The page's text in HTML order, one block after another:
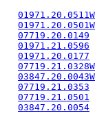
01971.20.0511W
01971.20.0501W
07719.20.0149
01971.21.0596
01971.20.0177
07719.21.0328W
03847.20.0043W
07719.21.0353
07719.21.0501
03847.20.0054